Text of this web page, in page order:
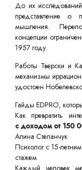
До их
представление о
мышления.
концепции
1957 году.
Работы Тверски и
механизмы
удостоен
Гайды EDPRO,
Как превратить
с доходом от 150
Алина Степанчук
Психолог с 15-летним
стажем